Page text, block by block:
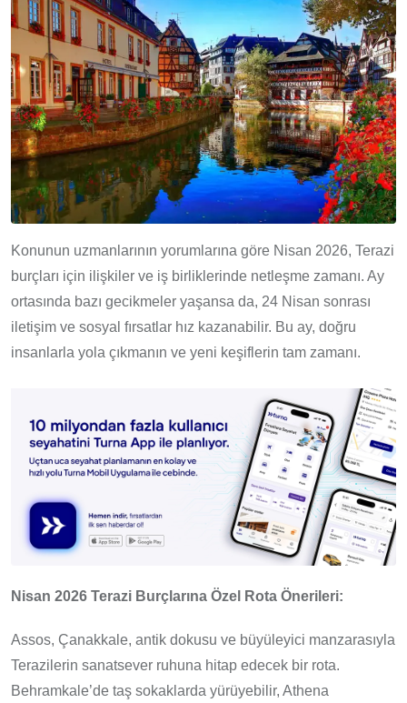
Konunun uzmanlarının yorumlarına göre Nisan 2026, Terazi
burçları için ilişkiler ve iş birliklerinde netleşme zamanı. Ay
ortasında bazı gecikmeler yaşansa da, 24 Nisan sonrası
iletişim ve sosyal fırsatlar hız kazanabilir. Bu ay, doğru
insanlarla yola çıkmanın ve yeni keşiflerin tam zamanı.
Nisan 2026 Terazi Burçlarına Özel Rota Önerileri:
Assos, Çanakkale, antik dokusu ve büyüleyici manzarasıyla
Terazilerin sanatsever ruhuna hitap edecek bir rota.
Behramkale’de taş sokaklarda yürüyebilir, Athena